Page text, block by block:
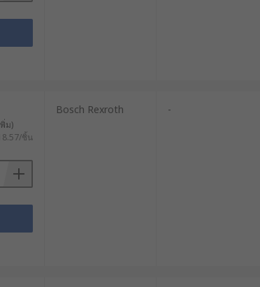
ตำแหน่งชิ้นส่วนอย่าง
างแม่นยำ ซึ่งช่วยให้การ
าร ในขณะเดียวกันก็ช่วย
กและเก็บเกี่ยว ช่วย
ตโนมัติ นอกจากนี้ การ
ม)
ชิ้น
Bosch Rexroth -